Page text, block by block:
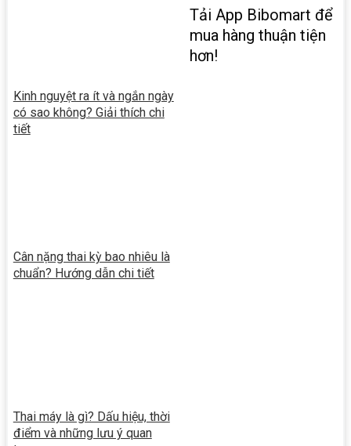
Kinh nguyệt ra ít và ngắn ngày
có sao không? Giải thích chi
tiết
Cân nặng thai kỳ bao nhiêu là
chuẩn? Hướng dẫn chi tiết
Thai máy là gì? Dấu hiệu, thời
điểm và những lưu ý quan
Tải App Bibomart để
mua hàng thuận tiện
hơn!